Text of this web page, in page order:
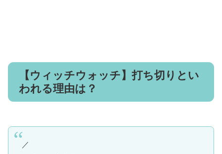
【ウィッチウォッチ】打ち切りとい
われる理由は？
／